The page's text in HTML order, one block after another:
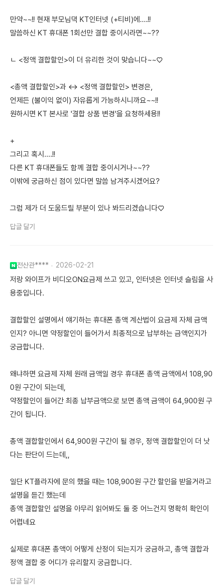
만약~~!! 현재 부모님댁 KT인터넷 (+티비)에....!!
말씀하신 KT 휴대폰 1회선만 결합 중이시라면~~??
ㄴ <정액 결합할인>이 더 유리한 것이 맞습니다~~♡
<총액 결합할인>과 ↔ <정액 결합할인> 변경은,
언제든 (불이익 없이) 자유롭게 가능하시니까요~~!!
원하시면 KT 본사로 '결합 상품 변경'을 요청하세용!!
+
그리고 혹시....!!
다른 KT 휴대폰들도 함께 결합 중이시거나~~??
이밖에 궁금하신 점이 있다면 말씀 남겨주시겠어요?
그럼 제가 더 도움드릴 부분이 있나 봐드리겠습니다♡
답글 달기
전산관**** 2026-02-21
저랑 와이프가 비디오ON요금제 쓰고 있고, 인터넷은 인터넷 슬림을 사
용중입니다.
결합할인 설명에서 얘기하는 휴대폰 총액 계산법이 요금제 자체 금액
인지? 아니면 약정할인이 들어가서 최종적으로 납부하는 금액인지가
궁금합니다.
왜냐하면 요금제 자체 원래 금액일 경우 휴대폰 총액 금액에서 108,90
0원 구간이 되는데,
약정할인이 들어간 최종 납부금액으로 보면 총액 금액이 64,900원 구
간이 됩니다.
총액 결합할인에서 64,900원 구간이 될 경우, 정액 결합할인이 더 낫
다는 판단이 드는데,,
일단 KT플라자에 문의 했을 때는 108,900원 구간 할인을 받을거라고
설명을 듣긴 했는데
총액 결합할인 설명을 아무리 읽어봐도 둘 중 어느건지 명확히 확인이
어렵네요
실제로 휴대폰 총액이 어떻게 산정이 되는지가 궁금하고, 총액 결합과
정액 결합 중 어디가 유리할지 궁금합니다.
답글 달기